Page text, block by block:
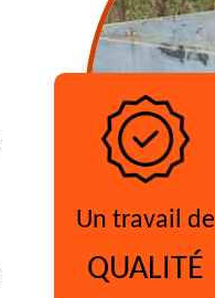
Un travail de
QUALITÉ